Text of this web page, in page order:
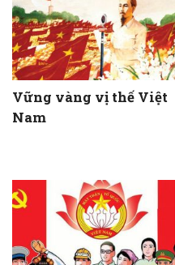
Vững vàng vị thế Việt
Nam